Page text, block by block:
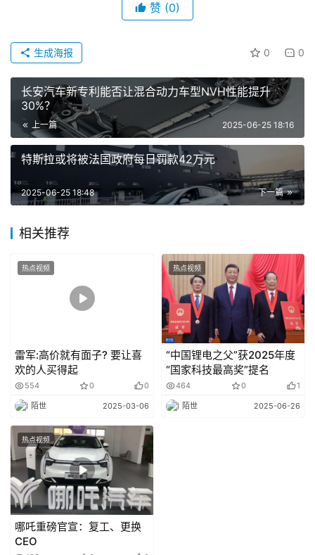
赞 (0)
0 0
生成海报
长安汽车新专利能否让混合动力车型NVH性能提升
30%？
上一篇 2025-06-25 18:16
特斯拉或将被法国政府每日罚款42万元
下一篇
2025-06-25 18:48
相关推荐
热点视频
雷军:高价就有面子? 要让喜
欢的人买得起
554 0 0
陌世 2025-03-06
热点视频
“中国锂电之父”获2025年度
“国家科技最高奖”提名
464 0 1
陌世 2025-06-26
热点视频
哪吒重磅官宣：复工、更换
CEO